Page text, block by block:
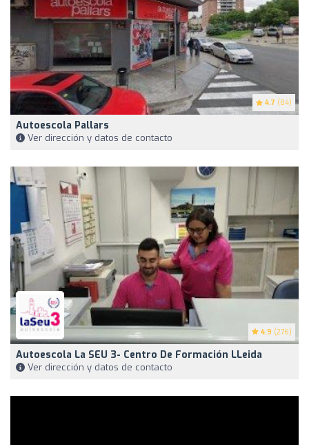
4.7 (84)
Autoescola Pallars
Ver dirección y datos de contacto
4.9 (276)
Autoescola La SEU 3- Centro De Formación LLeida
Ver dirección y datos de contacto